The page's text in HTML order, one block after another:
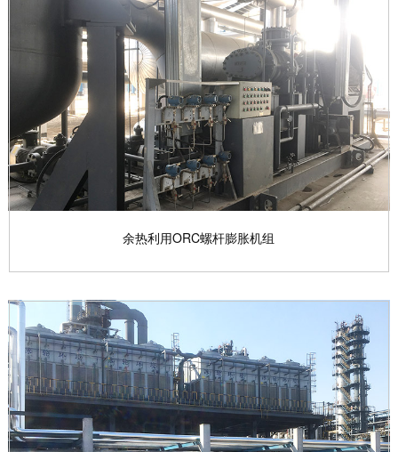
氢能产品
主要产品：氢燃料电池空气压缩机、氢气循环泵、氢
气液化压缩机、...
查看产品
余热利用ORC螺杆膨胀机组
余热利用ORC螺杆膨胀机组
基于有机郎肯循环（Organic Rankine Cycle...
查看产品 